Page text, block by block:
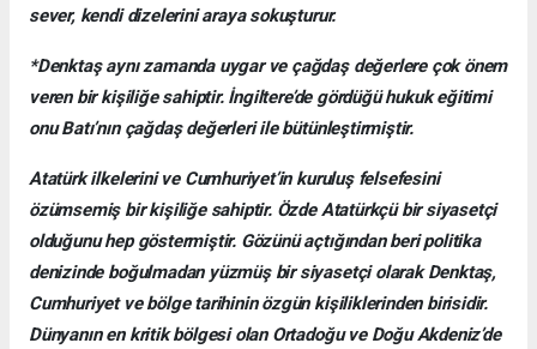
sever, kendi dizelerini araya sokuşturur.
*Denktaş aynı zamanda uygar ve çağdaş değerlere çok önem
veren bir kişiliğe sahiptir. İngiltere’de gördüğü hukuk eğitimi
onu Batı’nın çağdaş değerleri ile bütünleştirmiştir.
Atatürk ilkelerini ve Cumhuriyet’in kuruluş felsefesini
özümsemiş bir kişiliğe sahiptir. Özde Atatürkçü bir siyasetçi
olduğunu hep göstermiştir. Gözünü açtığından beri politika
denizinde boğulmadan yüzmüş bir siyasetçi olarak Denktaş,
Cumhuriyet ve bölge tarihinin özgün kişiliklerinden birisidir.
Dünyanın en kritik bölgesi olan Ortadoğu ve Doğu Akdeniz’de